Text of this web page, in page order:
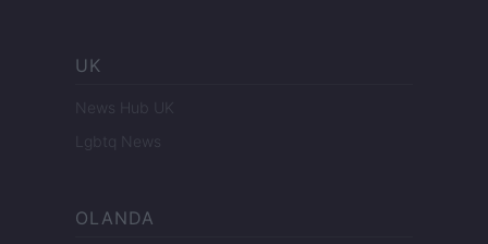
UK
News Hub UK
Lgbtq News
OLANDA